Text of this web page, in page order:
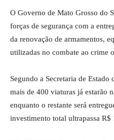
O Governo de Mato Grosso do
forças de segurança com a
da renovação de armamentos,
utilizadas no combate ao crime
Segundo a Secretaria de Estado
mais de 400 viaturas já estarão
enquanto o restante será
investimento total ultrapassa R$